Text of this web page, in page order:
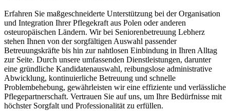
Erfahren Sie maßgeschneiderte Unterstützung bei der Organisation
und Integration Ihrer Pflegekraft aus Polen oder anderen
osteuropäischen Ländern. Wir bei Seniorenbetreuung Lebherz
stehen Ihnen von der sorgfältigen Auswahl passender
Betreuungskräfte bis hin zur nahtlosen Einbindung in Ihren Alltag
zur Seite. Durch unsere umfassenden Dienstleistungen, darunter
eine gründliche Kandidatenauswahl, reibungslose administrative
Abwicklung, kontinuierliche Betreuung und schnelle
Problembehebung, gewährleisten wir eine effiziente und verlässliche
Pflegepartnerschaft. Vertrauen Sie auf uns, um Ihre Bedürfnisse mit
höchster Sorgfalt und Professionalität zu erfüllen.